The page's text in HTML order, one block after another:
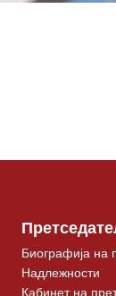
Биографија на
Надлежности
Кабинет на